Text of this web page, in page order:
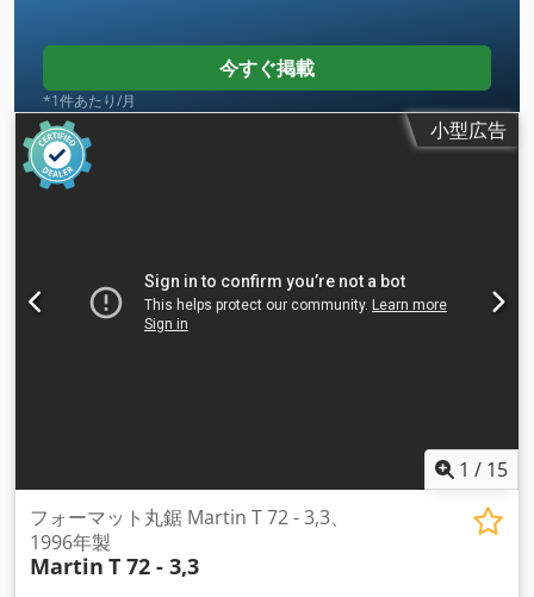
今すぐ掲載
*1件あたり/月
小型広告
1 / 15
フォーマット丸鋸 Martin T 72 - 3,3、
1996年製
Martin T 72 - 3,3